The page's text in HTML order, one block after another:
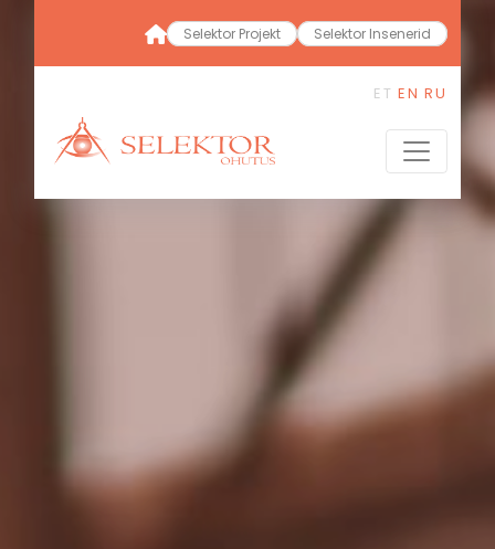
Selektor Projekt Selektor Insenerid
ET EN RU